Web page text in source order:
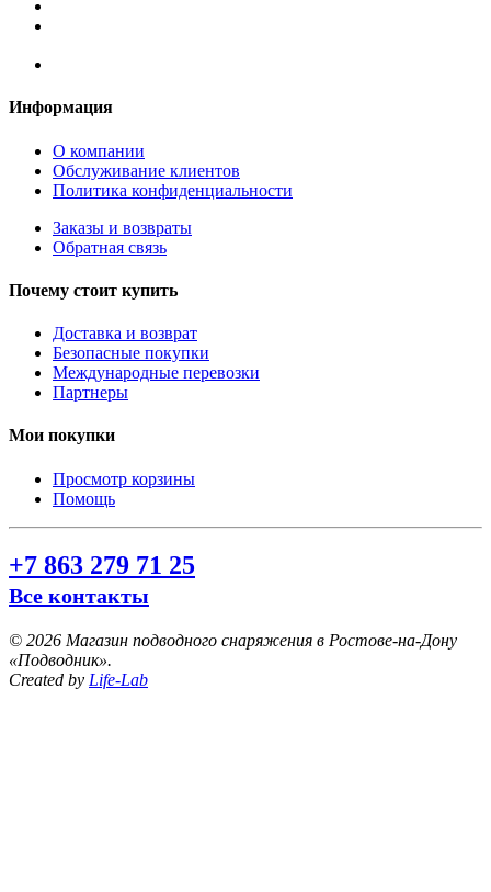
Информация
О компании
Обслуживание клиентов
Политика конфиденциальности
Заказы и возвраты
Обратная связь
Почему стоит купить
Доставка и возврат
Безопасные покупки
Международные перевозки
Партнеры
Мои покупки
Просмотр корзины
Помощь
+7 863 279 71 25
Все контакты
© 2026 Магазин подводного снаряжения в Ростове-на-Дону
«Подводник».
Created by Life-Lab